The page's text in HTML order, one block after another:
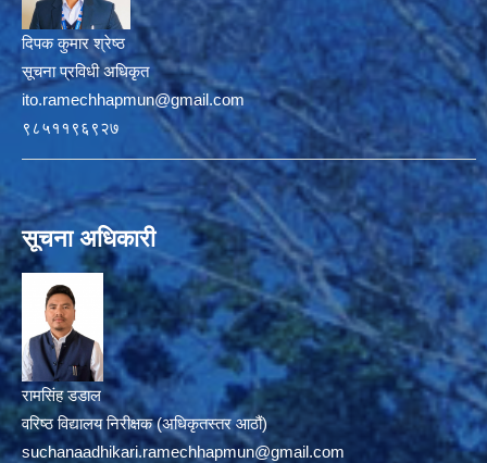
दिपक कुमार श्रेष्ठ
सूचना प्रविधी अधिकृत
ito.ramechhapmun@gmail.com
९८५११९६९२७
सूचना अधिकारी
रामसिंह डडाल
वरिष्ठ विद्यालय निरीक्षक (अधिकृतस्तर आठौं)
suchanaadhikari.ramechhapmun@gmail.com